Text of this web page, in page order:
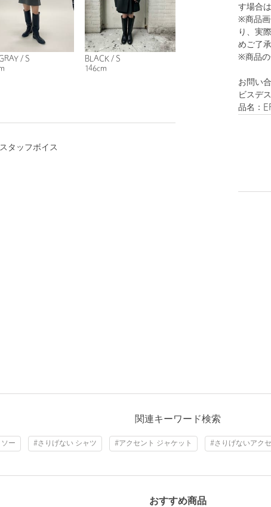
す場合
※商品画
り、実
めご了
※商品の
お問い
ビスデ
品名：
/ S
BLACK / S
146cm
スタッフボイス
関連キーワード検索
ー #さりげない シャツ #アクセント ジャケット #さりげないアク
おすすめ商品